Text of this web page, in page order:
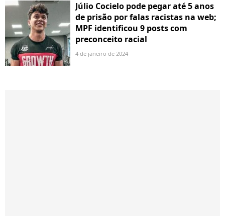
Júlio Cocielo pode pegar até 5 anos
de prisão por falas racistas na web;
MPF identificou 9 posts com
preconceito racial
4 de janeiro de 2024